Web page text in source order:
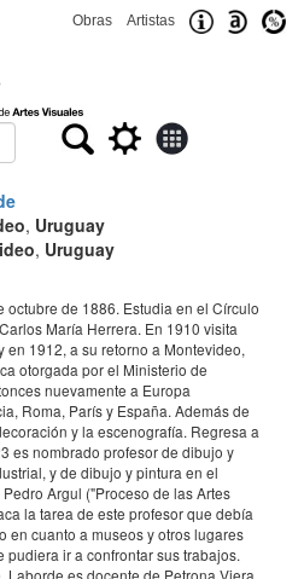
Obras Artistas
, Uruguay
, Uruguay
octubre de 1886. Estudia en el Círculo
María Herrera. En 1910 visita
en 1912, a su retorno a Montevideo,
otorgada por el Ministerio de
nuevamente a Europa
Roma, París y España. Además de
y la escenografía. Regresa a
es nombrado profesor de dibujo y
y de dibujo y pintura en el
Argul ("Proceso de las Artes
la tarea de este profesor que debía
en cuanto a museos y otros lugares
ir a confrontar sus trabajos.
Laborde es docente de Petrona Viera.